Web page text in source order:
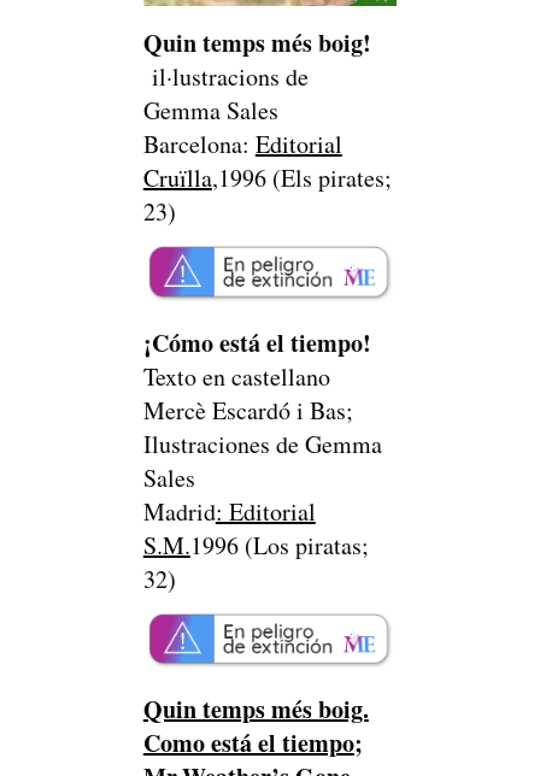
Quin temps més boig!
il·lustracions de
Gemma Sales
Barcelona: Editorial
Cruïlla,1996 (Els pirates;
23)
¡Cómo está el tiempo!
Texto en castellano
Mercè Escardó i Bas;
Ilustraciones de Gemma
Sales
Madrid: Editorial
S.M.1996 (Los piratas;
32)
Quin temps més boig.
Como está el tiempo;